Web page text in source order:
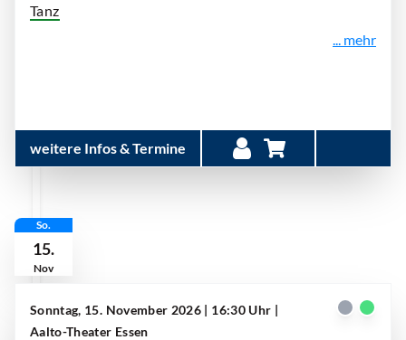
Tanz
... mehr
weitere Infos & Termine
So.
15.
Nov
Sonntag, 15. November 2026 | 16:30 Uhr |
Aalto-Theater Essen